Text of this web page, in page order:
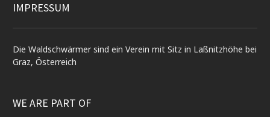
IMPRESSUM
Die Waldschwärmer sind ein Verein mit Sitz in Laßnitzhöhe bei
Graz, Österreich
WE ARE PART OF